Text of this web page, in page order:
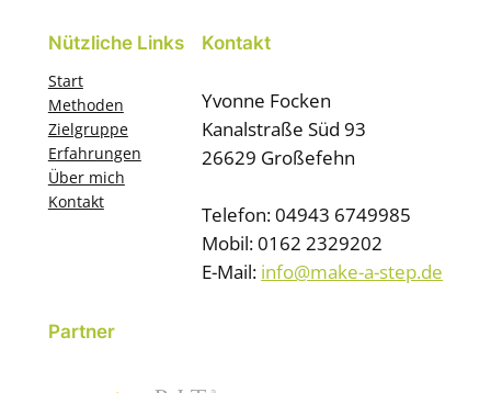
Nützliche Links
Start
Methoden
Zielgruppe
Erfahrungen
Über mich
Kontakt
Kontakt
Yvonne Focken
Kanalstraße Süd 93
26629 Großefehn
Telefon: 04943 6749985
Mobil: 0162 2329202
E-Mail: info@make-a-step.de
Partner